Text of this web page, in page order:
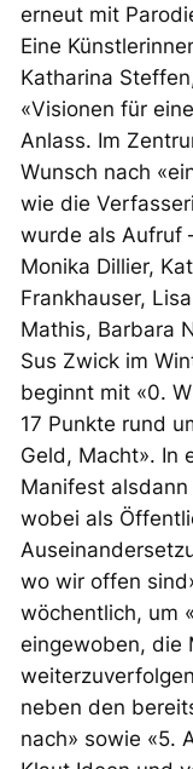
erneut mit
Eine
Katharina
«Visionen für
Anlass. Im
Wunsch nach
wie die
wurde als Aufruf
Monika Dillier,
Frankhauser,
Mathis, Barbara
Sus Zwick im
beginnt mit «0.
17 Punkte rund
Geld, Macht». In
Manifest
wobei als
wo wir offen
wöchentlich, um
eingewoben, die
neben den
nach» sowie «5.